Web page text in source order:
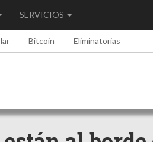
SERVICIOS
Bitcoin Eliminatorias